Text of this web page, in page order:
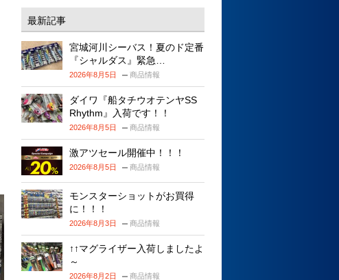
最新記事
宮城河川シーバス！夏のド定番
『シャルダス』緊急…
2026年8月5日 商品情報
ダイワ『船タチウオテンヤSS
Rhythm』入荷です！！
2026年8月5日 商品情報
激アツセール開催中！！！
2026年8月5日 商品情報
モンスターショットがお買得
に！！！
2026年8月3日 商品情報
↑↑マグライザー入荷しましたよ
～
2026年8月2日 商品情報